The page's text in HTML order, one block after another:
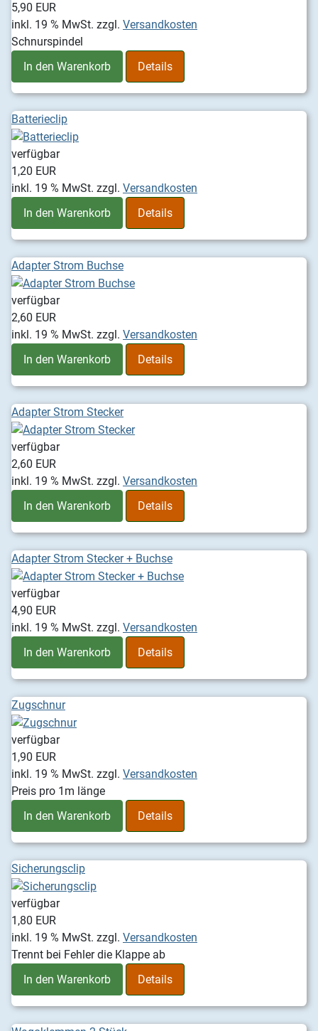
5,90 EUR
inkl. 19 % MwSt. zzgl. Versandkosten
Schnurspindel
In den Warenkorb
Details
Batterieclip
verfügbar
1,20 EUR
inkl. 19 % MwSt. zzgl. Versandkosten
In den Warenkorb
Details
Adapter Strom Buchse
verfügbar
2,60 EUR
inkl. 19 % MwSt. zzgl. Versandkosten
In den Warenkorb
Details
Adapter Strom Stecker
verfügbar
2,60 EUR
inkl. 19 % MwSt. zzgl. Versandkosten
In den Warenkorb
Details
Adapter Strom Stecker + Buchse
verfügbar
4,90 EUR
inkl. 19 % MwSt. zzgl. Versandkosten
In den Warenkorb
Details
Zugschnur
verfügbar
1,90 EUR
inkl. 19 % MwSt. zzgl. Versandkosten
Preis pro 1m länge
In den Warenkorb
Details
Sicherungsclip
verfügbar
1,80 EUR
inkl. 19 % MwSt. zzgl. Versandkosten
Trennt bei Fehler die Klappe ab
In den Warenkorb
Details